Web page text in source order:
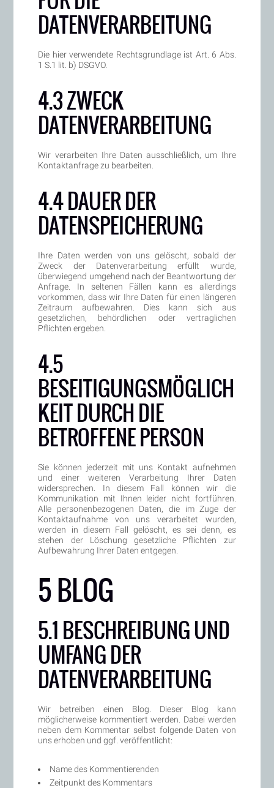
DATENVERARBEITUNG
Die hier verwendete Rechtsgrundlage ist Art. 6 Abs.
1 S.1 lit. b) DSGVO.
4.3 ZWECK
DATENVERARBEITUNG
Wir verarbeiten Ihre Daten ausschließlich, um Ihre
Kontaktanfrage zu bearbeiten.
4.4 DAUER DER
DATENSPEICHERUNG
Ihre Daten werden von uns gelöscht, sobald der
Zweck der Datenverarbeitung erfüllt wurde,
überwiegend umgehend nach der Beantwortung der
Anfrage. In seltenen Fällen kann es allerdings
vorkommen, dass wir Ihre Daten für einen längeren
Zeitraum aufbewahren. Dies kann sich aus
gesetzlichen, behördlichen oder vertraglichen
Pflichten ergeben.
4.5
BESEITIGUNGSMÖGLICH
KEIT DURCH DIE
BETROFFENE PERSON
Sie können jederzeit mit uns Kontakt aufnehmen
und einer weiteren Verarbeitung Ihrer Daten
widersprechen. In diesem Fall können wir die
Kommunikation mit Ihnen leider nicht fortführen.
Alle personenbezogenen Daten, die im Zuge der
Kontaktaufnahme von uns verarbeitet wurden,
werden in diesem Fall gelöscht, es sei denn, es
stehen der Löschung gesetzliche Pflichten zur
Aufbewahrung Ihrer Daten entgegen.
5 BLOG
5.1 BESCHREIBUNG UND
UMFANG DER
DATENVERARBEITUNG
Wir betreiben einen Blog. Dieser Blog kann
möglicherweise kommentiert werden. Dabei werden
neben dem Kommentar selbst folgende Daten von
uns erhoben und ggf. veröffentlicht:
Name des Kommentierenden
Zeitpunkt des Kommentars